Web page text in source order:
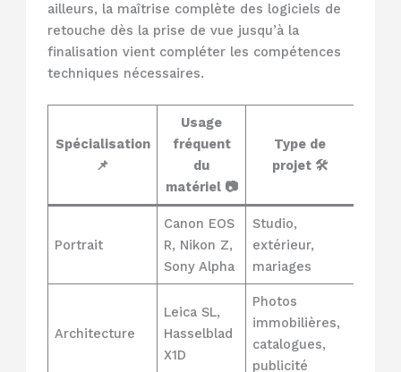
ailleurs, la maîtrise complète des logiciels de
retouche dès la prise de vue jusqu’à la
finalisation vient compléter les compétences
techniques nécessaires.
Spécialisation
📌
Usage
fréquent
du
matériel 📷
Type de
projet 🛠️
Portrait
Canon EOS
R, Nikon Z,
Sony Alpha
Studio,
extérieur,
mariages
Architecture
Leica SL,
Hasselblad
X1D
Photos
immobilières,
catalogues,
publicité